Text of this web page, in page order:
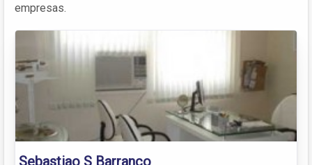
empresas.
Sebastiao S Barranco